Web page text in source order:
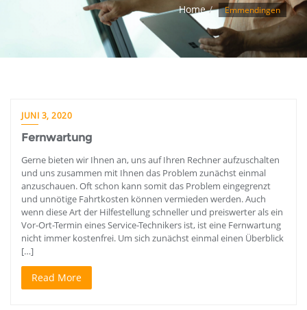
Home Emmendingen
JUNI 3, 2020
Fernwartung
Gerne bieten wir Ihnen an, uns auf Ihren Rechner aufzuschalten
und uns zusammen mit Ihnen das Problem zunächst einmal
anzuschauen. Oft schon kann somit das Problem eingegrenzt
und unnötige Fahrtkosten können vermieden werden. Auch
wenn diese Art der Hilfestellung schneller und preiswerter als ein
Vor-Ort-Termin eines Service-Technikers ist, ist eine Fernwartung
nicht immer kostenfrei. Um sich zunächst einmal einen Überblick
[…]
Read More